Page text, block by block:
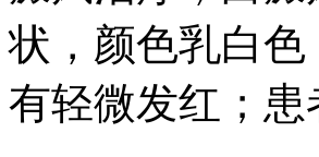
状，颜色乳白
有轻微发红；